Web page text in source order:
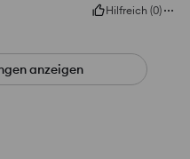
Hilfreich (0)
anzeigen